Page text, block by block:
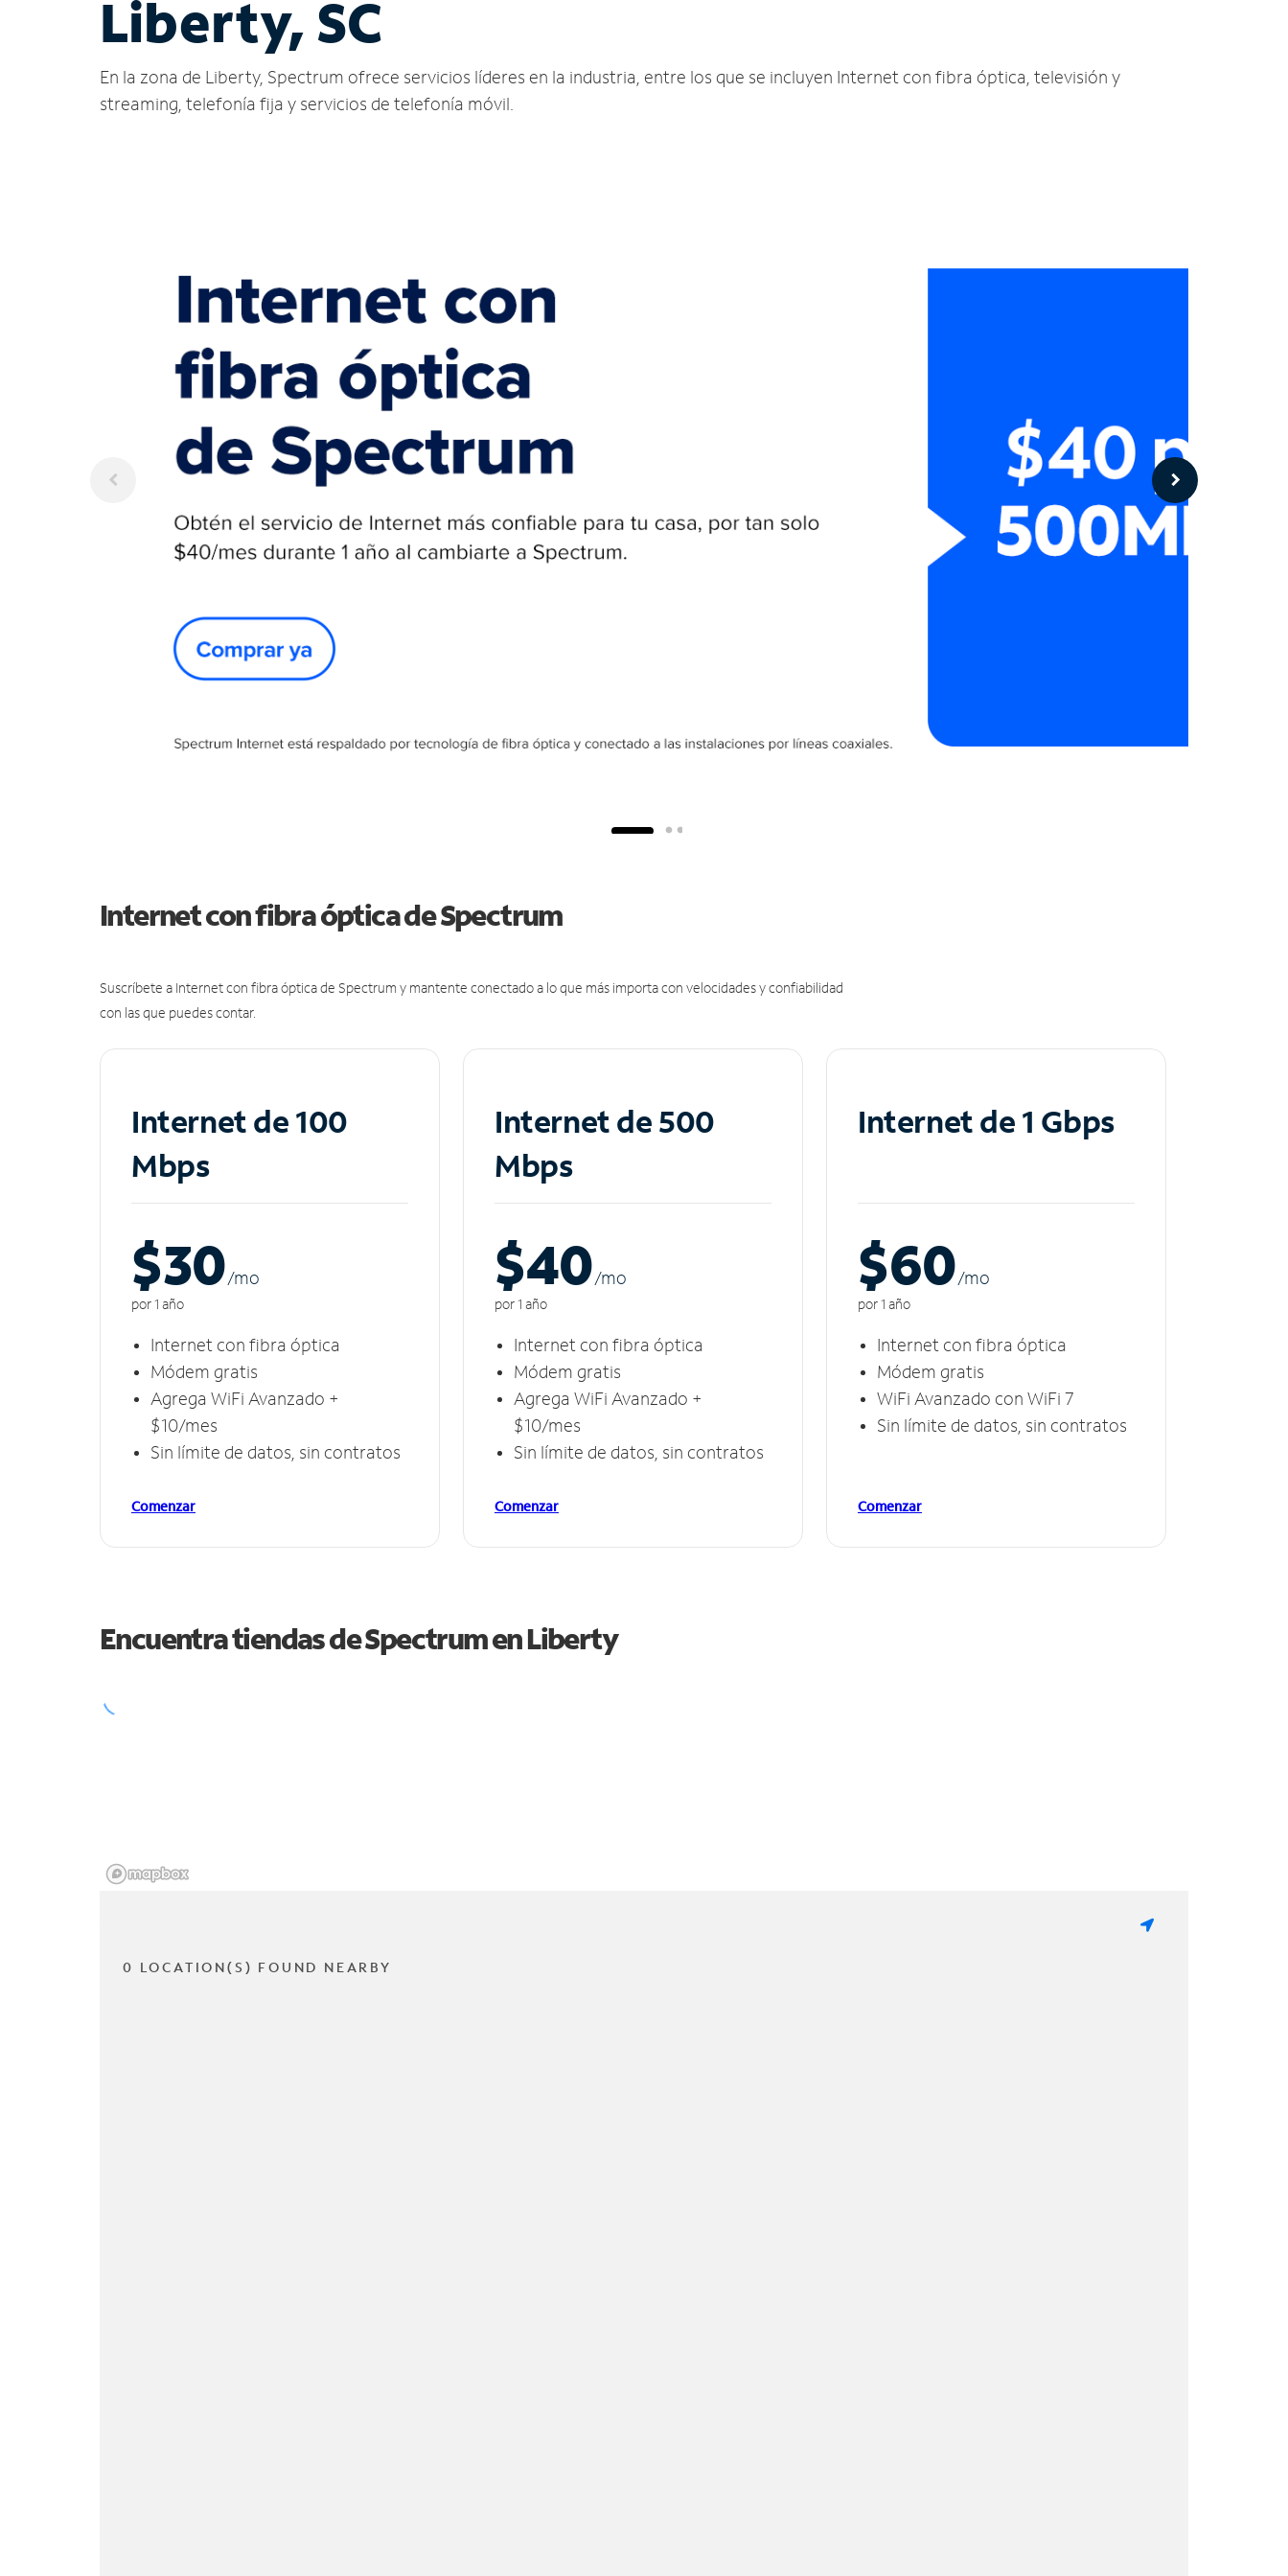
Liberty, SC
En la zona de Liberty, Spectrum ofrece servicios líderes en la industria, entre los que se incluyen Internet con fibra óptica, televisión y
streaming, telefonía fija y servicios de telefonía móvil.
Internet con fibra óptica de Spectrum
Suscríbete a Internet con fibra óptica de Spectrum y mantente conectado a lo que más importa con velocidades y confiabilidad
con las que puedes contar.
Internet de 100
Mbps
$30/mo
por 1 año
Internet con fibra óptica
Módem gratis
Agrega WiFi Avanzado +
$10/mes
Sin límite de datos, sin contratos
Comenzar
Internet de 500
Mbps
$40/mo
por 1 año
Internet con fibra óptica
Módem gratis
Agrega WiFi Avanzado +
$10/mes
Sin límite de datos, sin contratos
Comenzar
Internet de 1 Gbps
$60/mo
por 1 año
Internet con fibra óptica
Módem gratis
WiFi Avanzado con WiFi 7
Sin límite de datos, sin contratos
Comenzar
Encuentra tiendas de Spectrum enLiberty
0 LOCATION(S) FOUND NEARBY